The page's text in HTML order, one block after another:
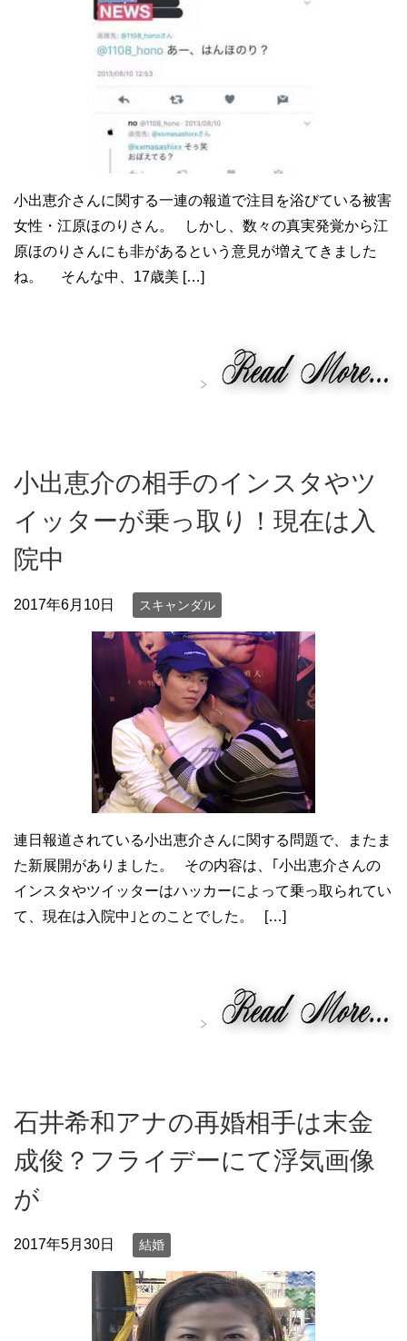
小出恵介さんに関する一連の報道で注目を浴びている被害
女性・江原ほのりさん。 しかし、数々の真実発覚から江
原ほのりさんにも非があるという意見が増えてきました
ね。 そんな中、17歳美 […]
小出恵介の相手のインスタやツ
イッターが乗っ取り！現在は入
院中
2017年6月10日 スキャンダル
連日報道されている小出恵介さんに関する問題で、またま
た新展開がありました。 その内容は、｢小出恵介さんの
インスタやツイッターはハッカーによって乗っ取られてい
て、現在は入院中｣とのことでした。 […]
石井希和アナの再婚相手は末金
成俊？フライデーにて浮気画像
が
2017年5月30日 結婚